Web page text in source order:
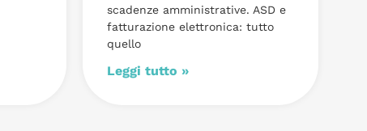
scadenze amministrative. ASD e
fatturazione elettronica: tutto
quello
Leggi tutto »